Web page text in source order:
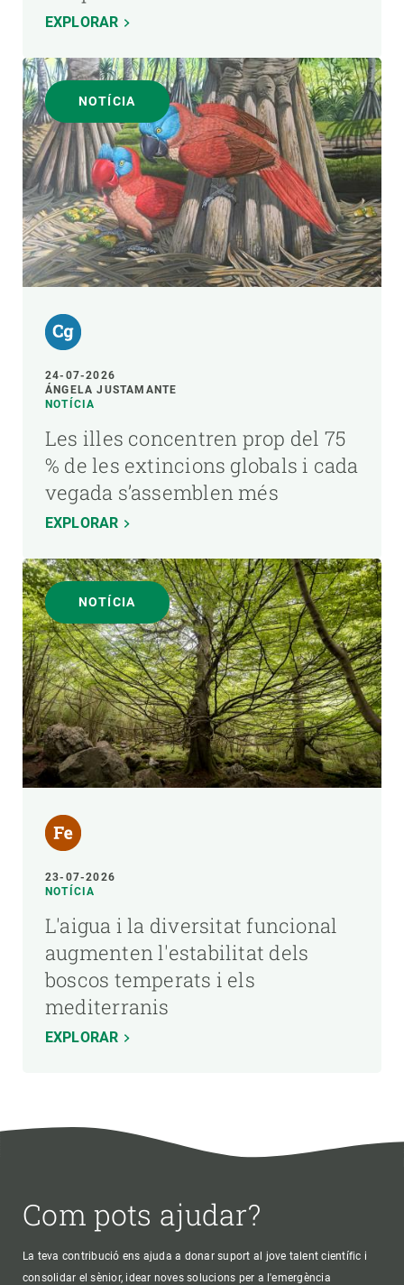
EXPLORAR
NOTÍCIA
24-07-2026
ÁNGELA JUSTAMANTE
NOTÍCIA
Les illes concentren prop del 75
% de les extincions globals i cada
vegada s’assemblen més
EXPLORAR
NOTÍCIA
23-07-2026
NOTÍCIA
L'aigua i la diversitat funcional
augmenten l'estabilitat dels
boscos temperats i els
mediterranis
EXPLORAR
Com pots ajudar?
La teva contribució ens ajuda a donar suport al jove talent científic i
consolidar el sènior, idear noves solucions per a l'emergència